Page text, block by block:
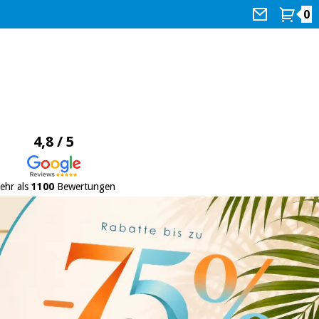
0
4,8 / 5
als1100 Bewertungen